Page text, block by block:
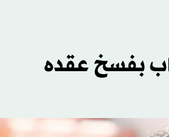
بفسخ عقده